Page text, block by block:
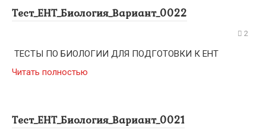
Тест_ЕНТ_Биология_Вариант_0022
2
ТЕСТЫ ПО БИОЛОГИИ ДЛЯ ПОДГОТОВКИ К ЕНТ
Читать полностью
Тест_ЕНТ_Биология_Вариант_0021